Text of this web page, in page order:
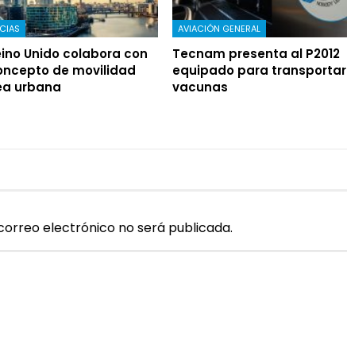
Unido colabora con
de movilidad
urbana
AVIACIÓN GENERAL
Tecnam presenta al P2012
equipado para transportar
vacunas
electrónico no será publicada.